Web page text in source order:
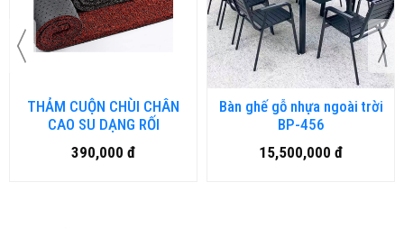
THẢM CUỘN CHÙI CHÂN
CAO SU DẠNG RỐI
390,000 đ
Bàn ghế gỗ nhựa ngoài trời
BP-456
15,500,000 đ